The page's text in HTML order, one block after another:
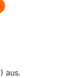
aus.